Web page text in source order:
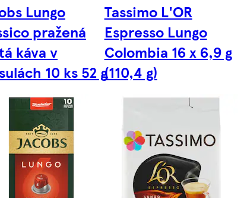
Lungo
pražená
káva v
10 ks 52 g
Tassimo L'OR
Espresso Lungo
Colombia 16 x 6,9 g
(110,4 g)